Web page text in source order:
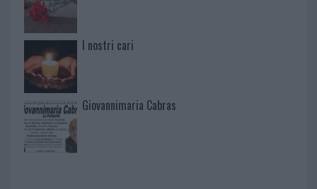
I nostri cari
Giovannimaria Cabras